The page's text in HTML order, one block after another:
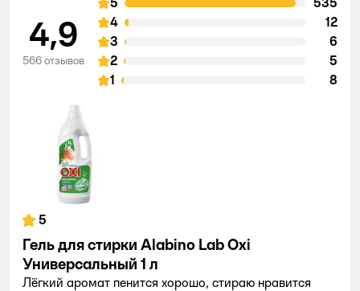
4,9
566 отзывов
4
12
3
6
2
5
1
8
5
Гель для стирки Alabino Lab Oxi
Универсальный 1 л
Лёгкий аромат пенится хорошо, стираю нравится